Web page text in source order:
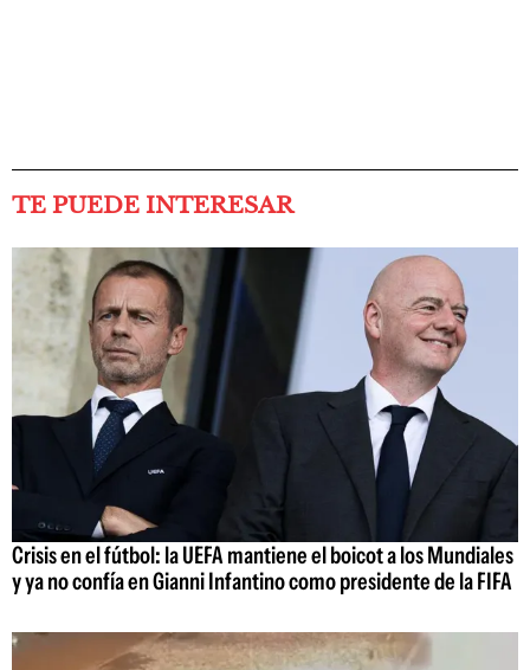
TE PUEDE INTERESAR
Crisis en el fútbol: la UEFA mantiene el boicot a los Mundiales
y ya no confía en Gianni Infantino como presidente de la FIFA